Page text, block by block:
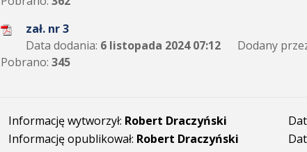
zał. nr 3
Data dodania: 6 listopada 2024 07:12 Dodany
Pobrano: 345
Informację wytworzył: Robert Draczyński
Informację opublikował: Robert Draczyński